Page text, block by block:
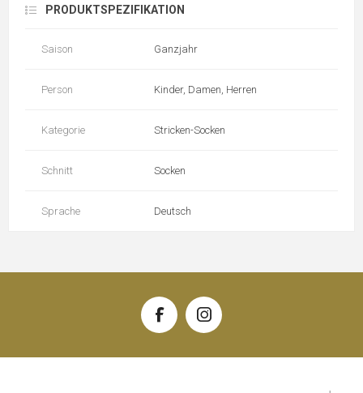
PRODUKTSPEZIFIKATION
Saison Ganzjahr
Person Kinder, Damen, Herren
Kategorie Stricken-Socken
Schnitt Socken
Sprache Deutsch